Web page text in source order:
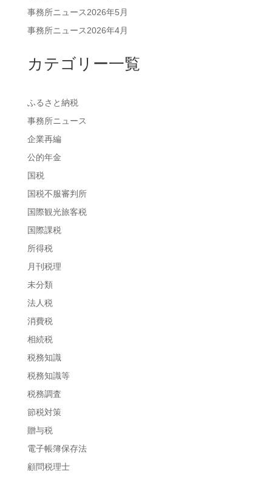
事務所ニュース2026年5月
事務所ニュース2026年4月
カテゴリー一覧
ふるさと納税
事務所ニュース
企業再編
公的年金
国税
国税不服審判所
国際観光旅客税
国際課税
所得税
月刊税理
未分類
法人税
消費税
相続税
税務知識
税務知識等
税務調査
節税対策
贈与税
電子帳簿保存法
顧問税理士